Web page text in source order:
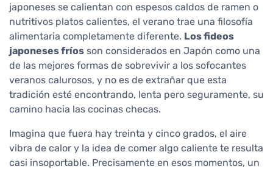
japoneses se calientan con espesos caldos de ramen o
nutritivos platos calientes, el verano trae una filosofía
alimentaria completamente diferente. Los fideos
japoneses fríos son considerados en Japón como una
de las mejores formas de sobrevivir a los sofocantes
veranos calurosos, y no es de extrañar que esta
tradición esté encontrando, lenta pero seguramente, su
camino hacia las cocinas checas.
Imagina que fuera hay treinta y cinco grados, el aire
vibra de calor y la idea de comer algo caliente te resulta
casi insoportable. Precisamente en esos momentos, un